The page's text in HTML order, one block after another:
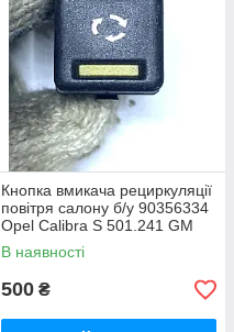
Кнопка вмикача рециркуляції
повітря салону б/у 90356334
Opel Calibra S 501.241 GM
В наявності
500 ₴